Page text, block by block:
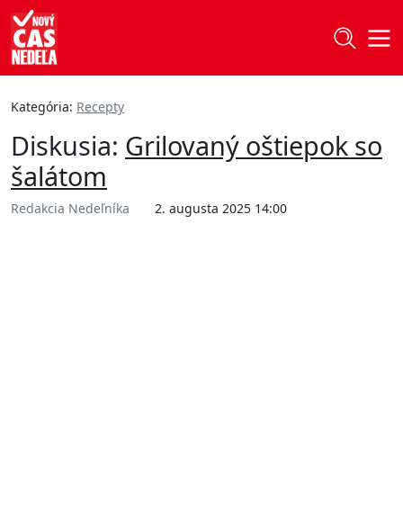
Kategória: Recepty
Diskusia: Grilovaný oštiepok so
šalátom
Redakcia Nedeľníka 2. augusta 2025 14:00